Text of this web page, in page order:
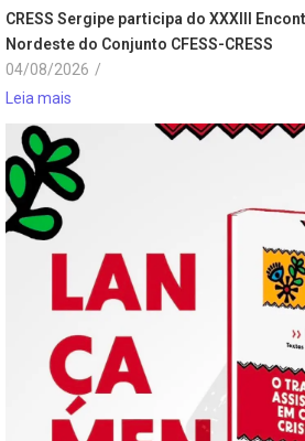
CRESS Sergipe participa do XXXIII
Nordeste do Conjunto CFESS-CRESS
04/08/2026 /
Leia mais